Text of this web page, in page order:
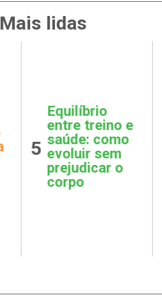
Mais lidas
Primeiros
Socorros
emocionais:
como agir em
uma crise